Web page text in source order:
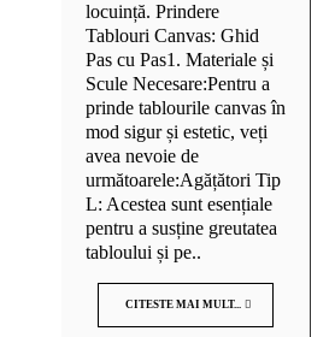
locuință. Prindere
Tablouri Canvas: Ghid
Pas cu Pas1. Materiale și
Scule Necesare:Pentru a
prinde tablourile canvas în
mod sigur și estetic, veți
avea nevoie de
următoarele:Agățători Tip
L: Acestea sunt esențiale
pentru a susține greutatea
tabloului și pe..
CITESTE MAI MULT...